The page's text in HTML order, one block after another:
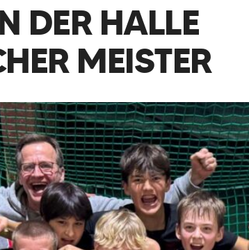
DER HALLE
MEISTER